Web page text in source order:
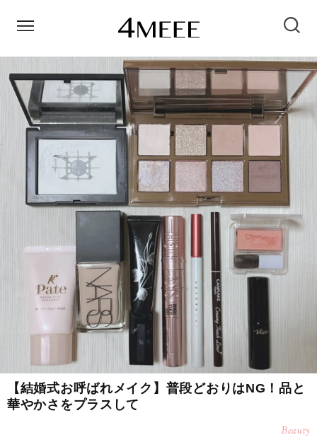
【結婚式お呼ばれメイク】普段どおりはNG！品と
華やかさをプラスして
Beauty